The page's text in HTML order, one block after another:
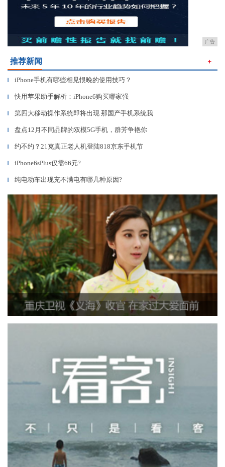
广告
推荐新闻 ＋
▎ iPhone手机有哪些相见恨晚的使用技巧？
▎ 快用苹果助手解析：iPhone6购买哪家强
▎ 第四大移动操作系统即将出现 那国产手机系统我
▎ 盘点12月不同品牌的双模5G手机，群芳争艳你
▎ 约不约？21克真正老人机登陆818京东手机节
▎ iPhone6sPlus仅需66元?
▎ 纯电动车出现充不满电有哪几种原因?